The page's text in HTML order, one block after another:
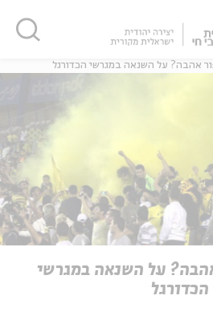
נוער
אנגלית
אהבה? על השנאה במגרשי הכדורגל
על השנאה במגרשי
הכדורגל